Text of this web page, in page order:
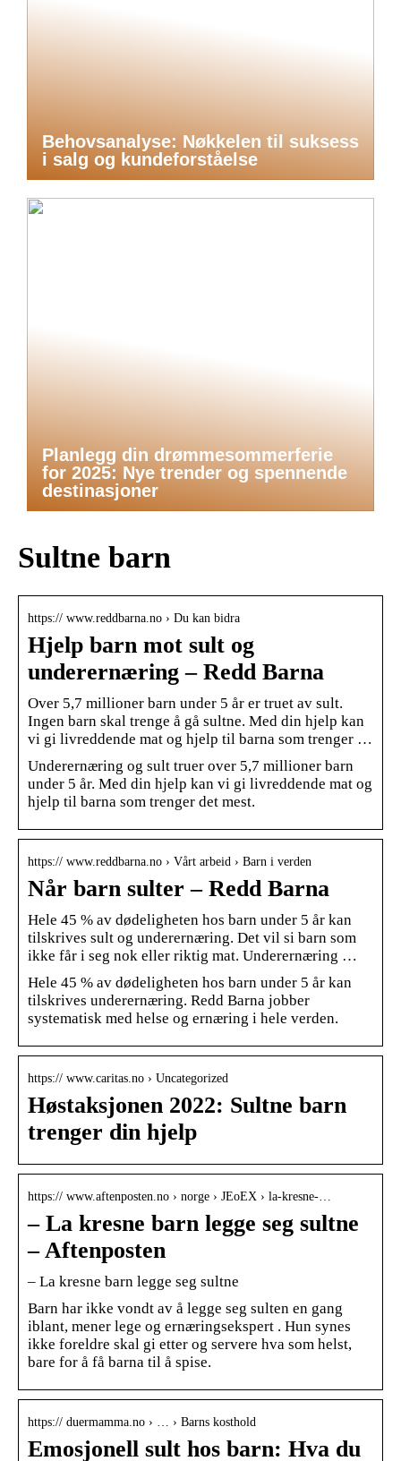
Behovsanalyse: Nøkkelen til suksess
i salg og kundeforståelse
Planlegg din drømmesommerferie
for 2025: Nye trender og spennende
destinasjoner
Sultne barn
https:// www.reddbarna.no › Du kan bidra
Hjelp barn mot sult og
underernæring – Redd Barna
Over 5,7 millioner barn under 5 år er truet av sult.
Ingen barn skal trenge å gå sultne. Med din hjelp kan
vi gi livreddende mat og hjelp til barna som trenger …
Underernæring og sult truer over 5,7 millioner barn
under 5 år. Med din hjelp kan vi gi livreddende mat og
hjelp til barna som trenger det mest.
https:// www.reddbarna.no › Vårt arbeid › Barn i verden
Når barn sulter – Redd Barna
Hele 45 % av dødeligheten hos barn under 5 år kan
tilskrives sult og underernæring. Det vil si barn som
ikke får i seg nok eller riktig mat. Underernæring …
Hele 45 % av dødeligheten hos barn under 5 år kan
tilskrives underernæring. Redd Barna jobber
systematisk med helse og ernæring i hele verden.
https:// www.caritas.no › Uncategorized
Høstaksjonen 2022: Sultne barn
trenger din hjelp
https:// www.aftenposten.no › norge › JEoEX › la-kresne-…
– La kresne barn legge seg sultne
– Aftenposten
– La kresne barn legge seg sultne
Barn har ikke vondt av å legge seg sulten en gang
iblant, mener lege og ernæringsekspert . Hun synes
ikke foreldre skal gi etter og servere hva som helst,
bare for å få barna til å spise.
https:// duermamma.no › … › Barns kosthold
Emosjonell sult hos barn: Hva du